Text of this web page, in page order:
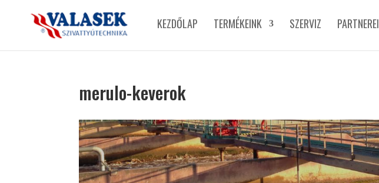
KEZDŐLAP TERMÉKEINK SZERVIZ
merulo-keverok